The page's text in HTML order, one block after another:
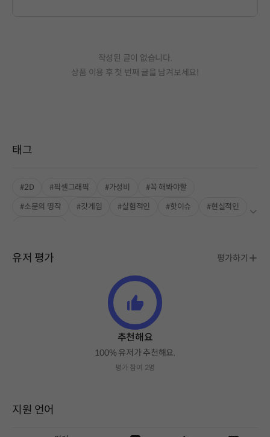
작성된 글이 없습니다.
상품 이용 후 첫 번째 글을 남겨보세요!
태그
#2D #픽셀그래픽 #가성비
#꼭 해봐야할
#소문의 띵작
#갓게임 #실험적인 #핫이슈
#현실적인
유저 평가 평가하기
추천해요
100% 유저가 추천해요.
평가 참여 2명
지원 언어